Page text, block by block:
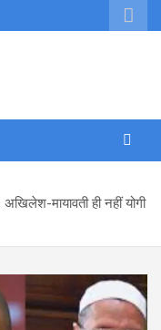
मायावती ही नहीं योगी